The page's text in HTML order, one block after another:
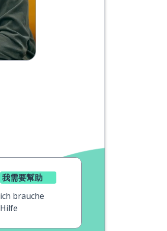
我需要幫助
ich brauche
Hilfe